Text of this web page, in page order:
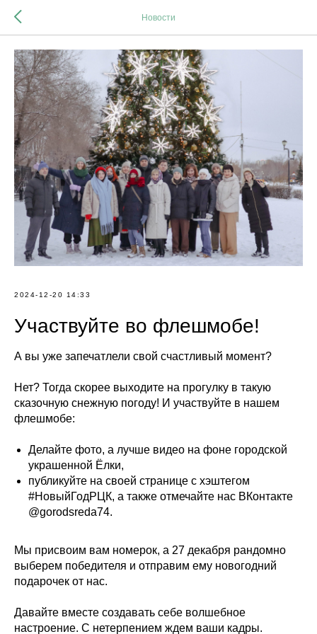
Новости
2024-12-20 14:33
Участвуйте во флешмобе!
А вы уже запечатлели свой счастливый момент?
Нет? Тогда скорее выходите на прогулку в такую
сказочную снежную погоду! И участвуйте в нашем
флешмобе:
Делайте фото, а лучше видео на фоне городской
украшенной Ёлки,
публикуйте на своей странице с хэштегом
#НовыйГодРЦК, а также отмечайте нас ВКонтакте
@gorodsreda74.
Мы присвоим вам номерок, а 27 декабря рандомно
выберем победителя и отправим ему новогодний
подарочек от нас.
Давайте вместе создавать себе волшебное
настроение. С нетерпением ждем ваши кадры.